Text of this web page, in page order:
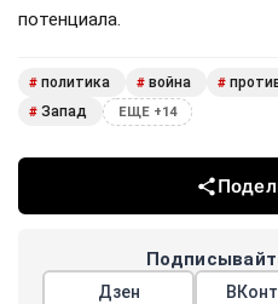
потенциала.
# политика # война #
# Запад ЕЩЕ +14
Дзен